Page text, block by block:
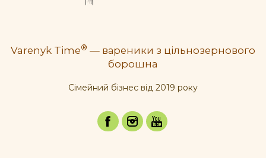
Varenyk Time® — вареники з цільнозернового
борошна
Cімейний бізнес від 2019 року